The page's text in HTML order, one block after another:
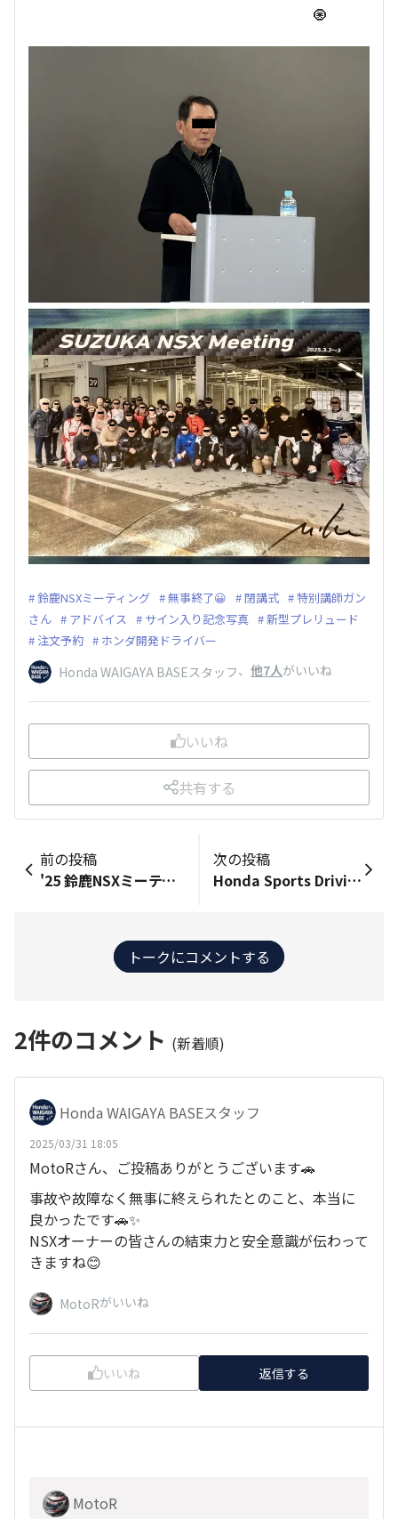
🧿
鈴鹿NSXミーティング 無事終了😀 閉講式
特別講師ガン
さん
アドバイス サイン入り記念写真
新型プレリュード
注文予約
ホンダ開発ドライバー
Honda WAIGAYA BASEスタッフ、 他7人がいいね
いいね
共有する
前の投稿
'25 鈴鹿NSXミーティング⑤ 過去に雨に降られたのは、何回あっただろう？ ガンさんの神通力により、フルコースが雨だった記憶は余り有りません🙄 南コースを7時半まで練習し、ホテルでの朝食後 9時半にはフルコースのPITでブリーフィングが始まります。 参加者全員、真剣に注意事項を確認します。 高価という事も有りますが、もう売っていないNSX 壊す(ぶつける)と、部品入手に苦労して 半年は修理工場のから、出てこれません😥 この日はヘビーWETの上に、路温が上がらず タイヤのグリップ感も無く、まるで昨日のスキッドパットの様です。 それでも猛者たちは、PITを後にコースに出て行きます😲 10時から正午まで、2時間の走行枠です😄 案の定、5台以上がスピン＆コースオフ ただ、そこはベテラン揃いなのでクラッシュは有りませんでした…😌 「メインストレート、150km/hでハイプレ起こす💦」 普段は200km/h以上、軽く出していますが 賞金が掛かっている訳ではないので、そんなにアクセル踏まなくても😅 ちなみに西ストレート180km/h、前走車の水膜で前は何も見えません😓 🧿
次の投稿
Honda Sports Driving Program 行ってきました。 モビリティーリゾートもてぎです。 シビックタイプＲ（ＦＫ８、ＦＬ５）、ＲＳが参加。 このところ雨天が続きましたが、晴天に恵まれ実施されました。 内容はＨＯＮＤＡのホームページをご覧下さい。 開発者の柿沼さんがレクチャーに駆けつけてくれました。 ＦＬ５のリヤドアとリヤフェンダーの金型の予算が通ったのはＦＫ８が世界的に売れたおかげでしたと話していましたよ。
トークにコメントする
2件のコメント (新着順)
Honda WAIGAYA BASEスタッフ
2025/03/31 18:05
MotoRさん、ご投稿ありがとうございます🚗
事故や故障なく無事に終えられたとのこと、本当に
良かったです🚗✨
NSXオーナーの皆さんの結束力と安全意識が伝わって
きますね😊
MotoRがいいね
いいね 返信する
MotoR